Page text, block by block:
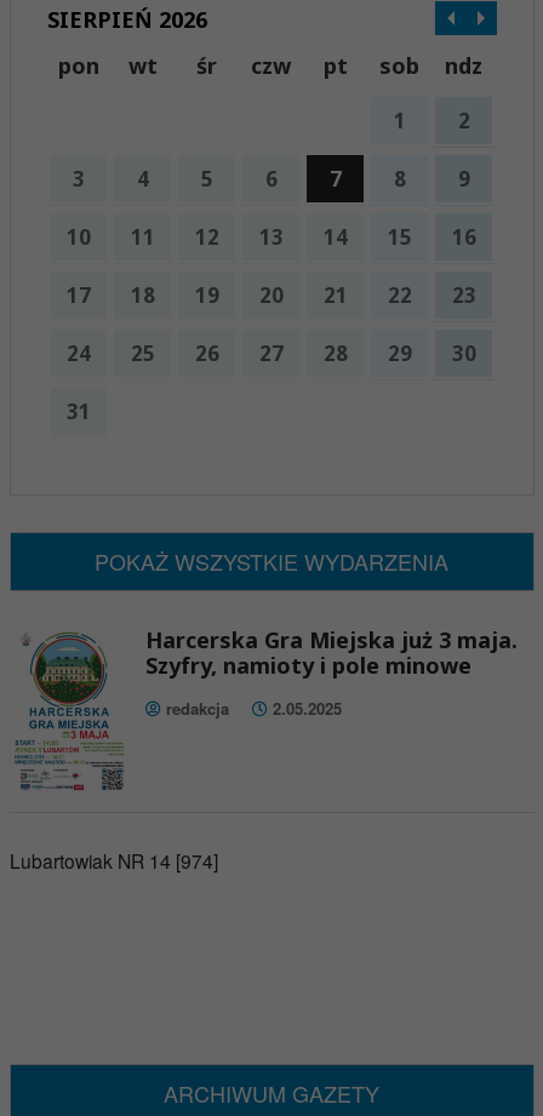
SIERPIEŃ 2026
pon
wt śr czw pt sob ndz
1 2
3 4 5 6 7 8 9
10 11 12 13 14 15 16
17 18 19 20 21 22 23
24 25 26 27 28 29 30
31
POKAŻ WSZYSTKIE WYDARZENIA
Harcerska Gra Miejska już 3 maja.
Szyfry, namioty i pole minowe
redakcja 2.05.2025
Lubartowiak NR 14 [974]
ARCHIWUM GAZETY